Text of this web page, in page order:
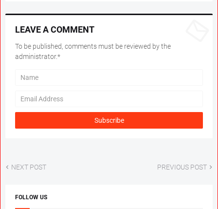
LEAVE A COMMENT
To be published, comments must be reviewed by the
administrator.*
NEXT POST PREVIOUS POST
FOLLOW US